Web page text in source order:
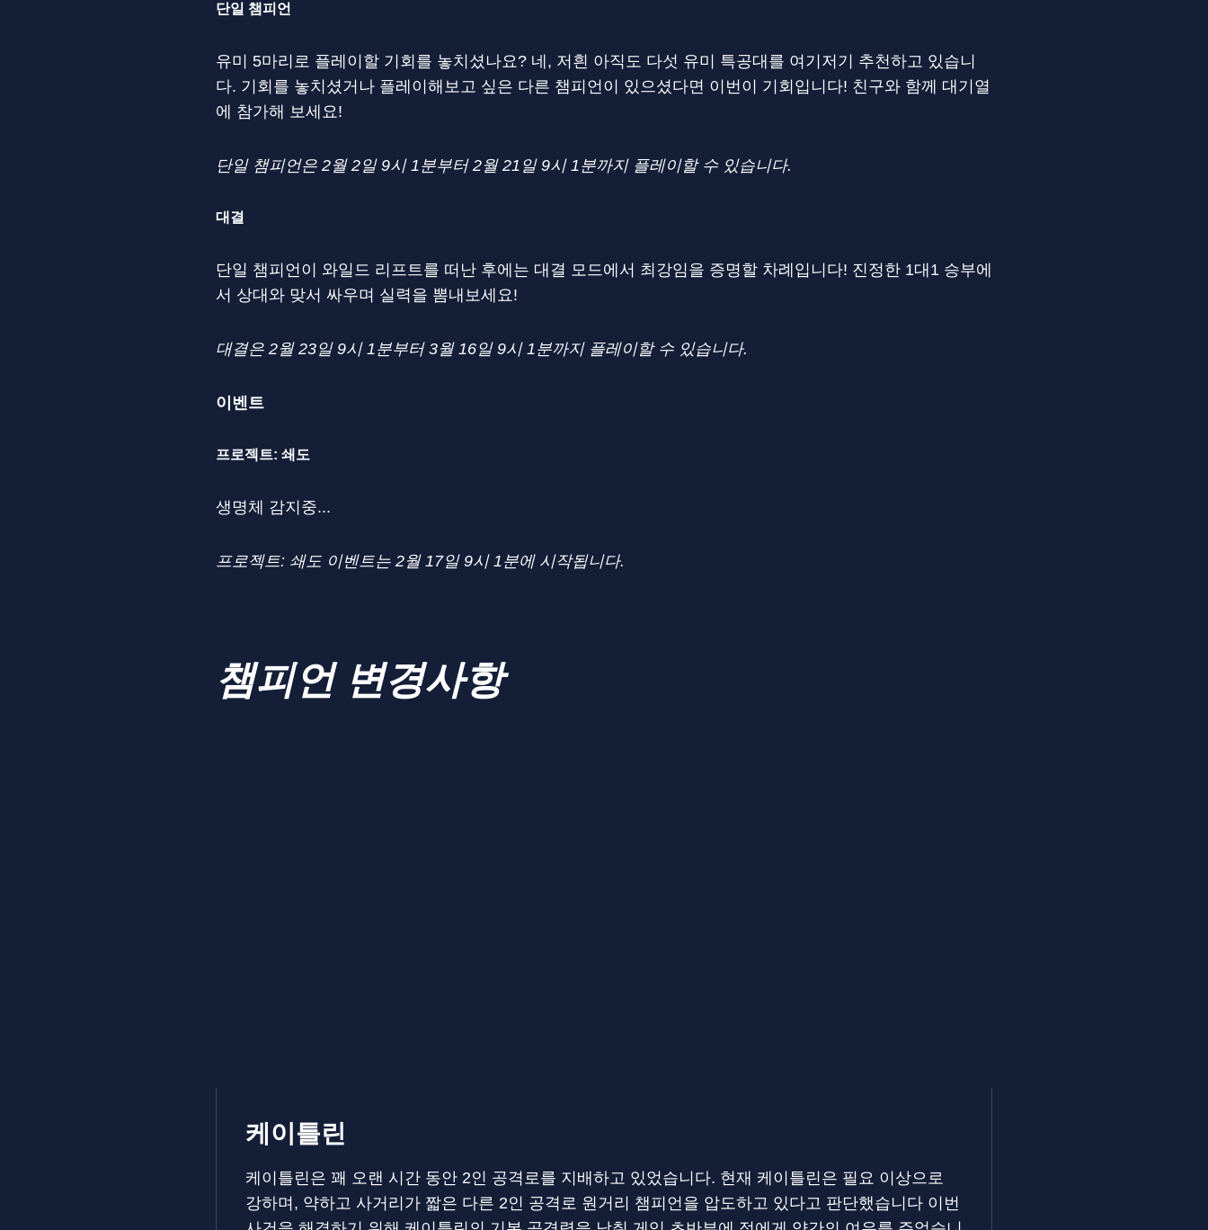
단일 챔피언
유미 5마리로 플레이할 기회를 놓치셨나요? 네, 저흰 아직도 다섯 유미 특공대를 여기저기 추천하고 있습니
다. 기회를 놓치셨거나 플레이해보고 싶은 다른 챔피언이 있으셨다면 이번이 기회입니다! 친구와 함께 대기열
에 참가해 보세요!
단일 챔피언은 2월 2일 9시 1분부터 2월 21일 9시 1분까지 플레이할 수 있습니다.
대결
단일 챔피언이 와일드 리프트를 떠난 후에는 대결 모드에서 최강임을 증명할 차례입니다! 진정한 1대1 승부에
서 상대와 맞서 싸우며 실력을 뽐내보세요!
대결은 2월 23일 9시 1분부터 3월 16일 9시 1분까지 플레이할 수 있습니다.
이벤트
프로젝트: 쇄도
생명체 감지중...
프로젝트: 쇄도 이벤트는 2월 17일 9시 1분에 시작됩니다.
챔피언 변경사항
케이틀린
케이틀린은 꽤 오랜 시간 동안 2인 공격로를 지배하고 있었습니다. 현재 케이틀린은 필요 이상으로
강하며, 약하고 사거리가 짧은 다른 2인 공격로 원거리 챔피언을 압도하고 있다고 판단했습니다 이번